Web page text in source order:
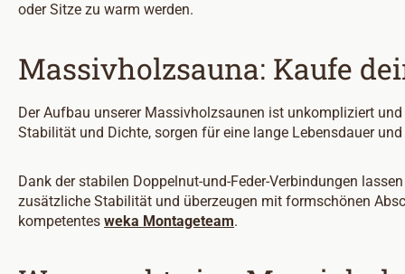
oder Sitze zu warm werden.
Massivholzsauna: Kaufe
Der Aufbau unserer Massivholzsaunen ist unkompliziert
Stabilität und Dichte, sorgen für eine lange Lebensdauer
Dank der stabilen Doppelnut-und-Feder-Verbindungen
zusätzliche Stabilität und überzeugen mit formschönen
kompetentes weka Montageteam.